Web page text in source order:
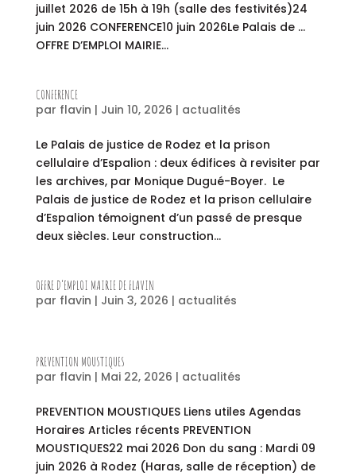
juillet 2026 de 15h à 19h (salle des festivités)24
juin 2026 CONFERENCE10 juin 2026Le Palais de …
OFFRE D’EMPLOI MAIRIE...
CONFERENCE
par flavin | Juin 10, 2026 | actualités
Le Palais de justice de Rodez et la prison
cellulaire d’Espalion : deux édifices à revisiter par
les archives, par Monique Dugué-Boyer. Le
Palais de justice de Rodez et la prison cellulaire
d’Espalion témoignent d’un passé de presque
deux siècles. Leur construction...
OFFRE D’EMPLOI MAIRIE DE FLAVIN
par flavin | Juin 3, 2026 | actualités
PREVENTION MOUSTIQUES
par flavin | Mai 22, 2026 | actualités
PREVENTION MOUSTIQUES Liens utiles Agendas
Horaires Articles récents PREVENTION
MOUSTIQUES22 mai 2026 Don du sang : Mardi 09
juin 2026 à Rodez (Haras, salle de réception) de